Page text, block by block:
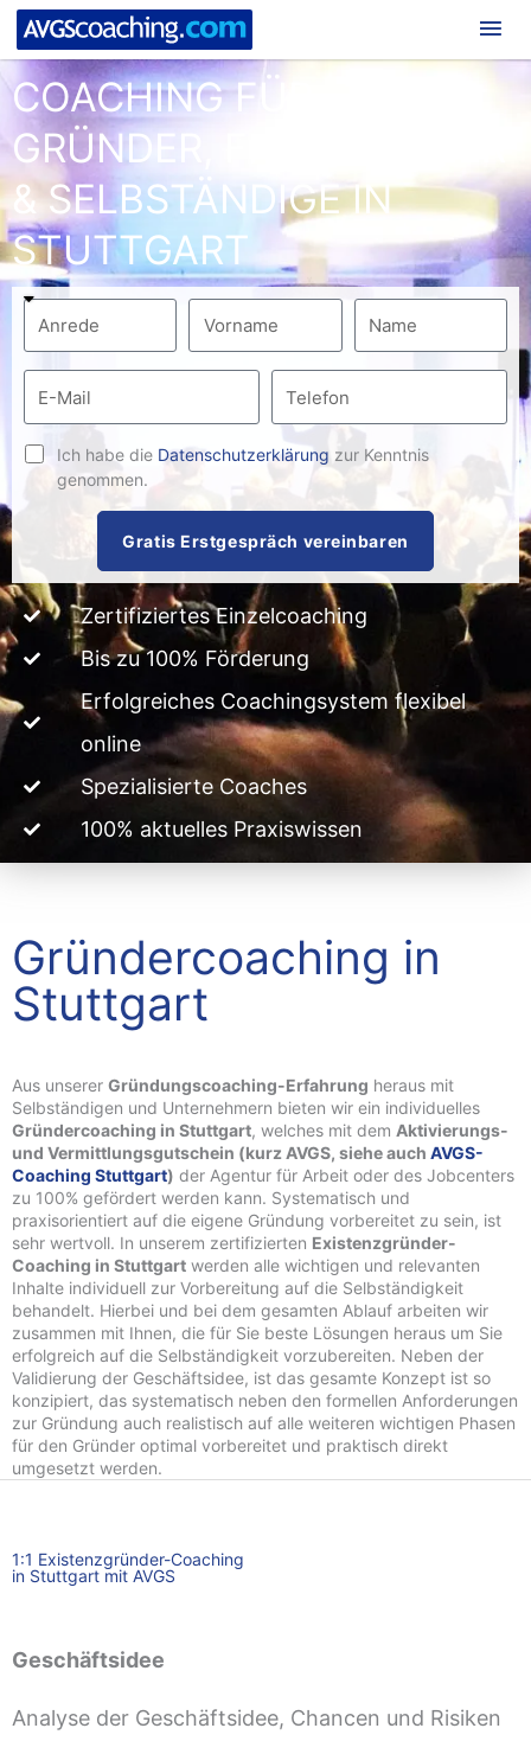
COACHING FÜR
GRÜNDER, FREIBERUFLER
& SELBSTÄNDIGE IN
STUTTGART
Ich habe die Datenschutzerklärung zur Kenntnis
genommen.
Gratis Erstgespräch vereinbaren
Zertifiziertes Einzelcoaching
Bis zu 100% Förderung
Erfolgreiches Coachingsystem flexibel
online
Spezialisierte Coaches
100% aktuelles Praxiswissen
Gründercoaching in
Stuttgart
Aus unserer Gründungscoaching-Erfahrung heraus mit
Selbständigen und Unternehmern bieten wir ein individuelles
Gründercoaching in Stuttgart, welches mit dem Aktivierungs-
und Vermittlungsgutschein (kurz AVGS, siehe auch AVGS-
Coaching Stuttgart) der Agentur für Arbeit oder des Jobcenters
zu 100% gefördert werden kann. Systematisch und
praxisorientiert auf die eigene Gründung vorbereitet zu sein, ist
sehr wertvoll. In unserem zertifizierten Existenzgründer-
Coaching in Stuttgart werden alle wichtigen und relevanten
Inhalte individuell zur Vorbereitung auf die Selbständigkeit
behandelt. Hierbei und bei dem gesamten Ablauf arbeiten wir
zusammen mit Ihnen, die für Sie beste Lösungen heraus um Sie
erfolgreich auf die Selbständigkeit vorzubereiten. Neben der
Validierung der Geschäftsidee, ist das gesamte Konzept ist so
konzipiert, das systematisch neben den formellen Anforderungen
zur Gründung auch realistisch auf alle weiteren wichtigen Phasen
für den Gründer optimal vorbereitet und praktisch direkt
umgesetzt werden.
1:1 Existenzgründer-Coaching
in Stuttgart mit AVGS
Geschäftsidee
Analyse der Geschäftsidee, Chancen und Risiken